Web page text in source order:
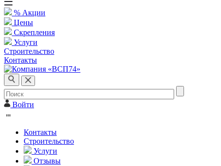
% Акции
Цены
Скрепления
Услуги
Строительство
Контакты
Войти
Контакты
Строительство
Услуги
Отзывы